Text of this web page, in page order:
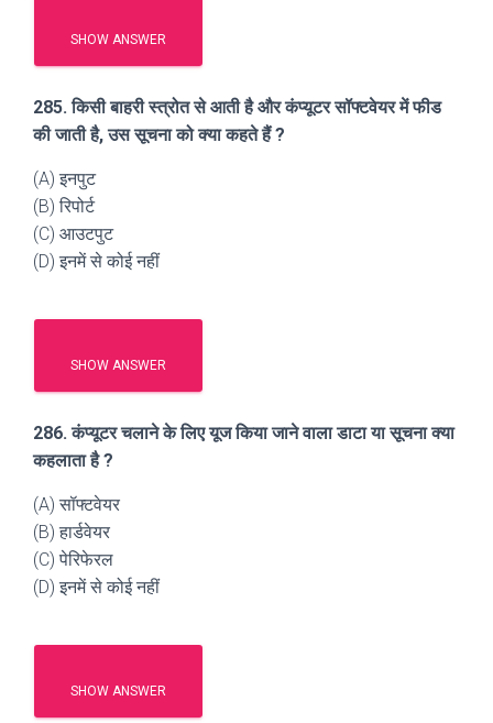
SHOW ANSWER
285. किसी बाहरी स्त्रोत से आती है और कंप्यूटर सॉफ्टवेयर में फीड
की जाती है, उस सूचना को क्या कहते हैं ?
(A) इनपुट
(B) रिपोर्ट
(C) आउटपुट
(D) इनमें से कोई नहीं
SHOW ANSWER
286. कंप्यूटर चलाने के लिए यूज किया जाने वाला डाटा या सूचना क्या
कहलाता है ?
(A) सॉफ्टवेयर
(B) हार्डवेयर
(C) पेरिफेरल
(D) इनमें से कोई नहीं
SHOW ANSWER